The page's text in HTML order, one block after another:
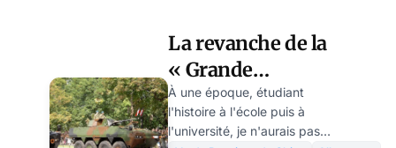
La revanche de la
« Grande
Pologne »? par
Alexeï Belov
À une époque, étudiant
l'histoire à l'école puis à
l'université, je n'aurais pas